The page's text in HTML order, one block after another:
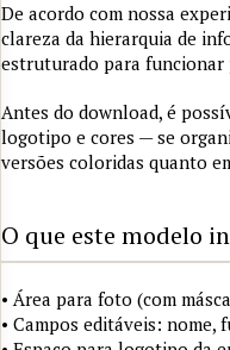
De acordo com nossa
clareza da hierarquia de
estruturado para funcionar
Antes do download, é
logotipo e cores — se
versões coloridas quanto
O que este modelo
• Área para foto (com
• Campos editáveis: